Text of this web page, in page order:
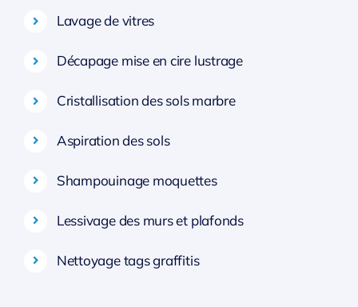
Lavage de vitres
Décapage mise en cire lustrage
Cristallisation des sols marbre
Aspiration des sols
Shampouinage moquettes
Lessivage des murs et plafonds
Nettoyage tags graffitis